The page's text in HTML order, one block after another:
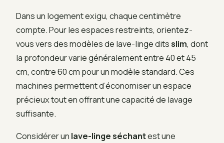
Dans un logement exigu, chaque centimètre
compte. Pour les espaces restreints, orientez-
vous vers des modèles de lave-linge ditsslim, dont
la profondeur varie généralement entre 40 et 45
cm, contre 60 cm pour un modèle standard. Ces
machines permettent d’économiser un espace
précieux tout en offrant une capacité de lavage
suffisante.
Considérer un lave-linge séchantest une